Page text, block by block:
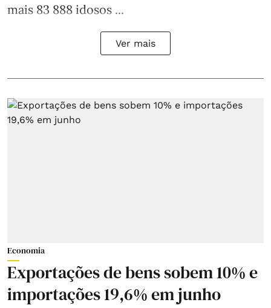
mais 83 888 idosos ...
Ver mais
Economia
Exportações de bens sobem 10% e
importações 19,6% em junho